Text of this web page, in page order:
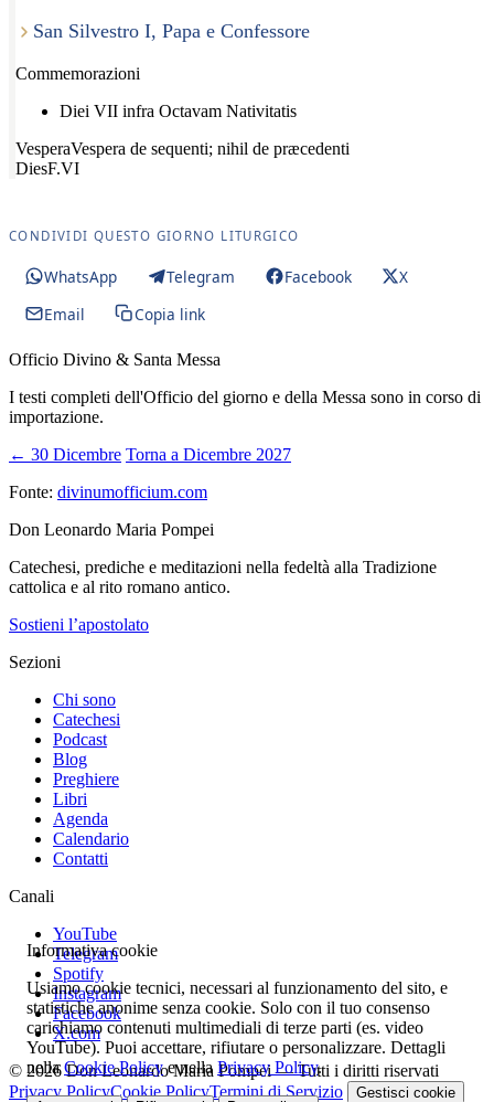
San Silvestro I, Papa e Confessore
Commemorazioni
Diei VII infra Octavam Nativitatis
VesperaVespera de sequenti; nihil de præcedenti
DiesF.VI
CONDIVIDI QUESTO GIORNO LITURGICO
WhatsApp Telegram Facebook
X
Email
Copia link
Officio Divino & Santa Messa
I testi completi dell'Officio del giorno e della Messa sono in corso di
importazione.
← 30 Dicembre Torna a Dicembre 2027
Fonte: divinumofficium.com
Don Leonardo Maria Pompei
Catechesi, prediche e meditazioni nella fedeltà alla Tradizione
cattolica e al rito romano antico.
Sostieni l’apostolato
Sezioni
Chi sono
Catechesi
Podcast
Blog
Preghiere
Libri
Agenda
Calendario
Contatti
Canali
YouTube
Telegram
Spotify
Instagram
Facebook
X.com
© 2026 Don Leonardo Maria Pompei — Tutti i diritti riservati
Privacy PolicyCookie PolicyTermini di Servizio Gestisci cookie
Informativa cookie
Usiamo cookie tecnici, necessari al funzionamento del sito, e
statistiche anonime senza cookie. Solo con il tuo consenso
carichiamo contenuti multimediali di terze parti (es. video
YouTube). Puoi accettare, rifiutare o personalizzare. Dettagli
nellaCookie Policye nella Privacy Policy.